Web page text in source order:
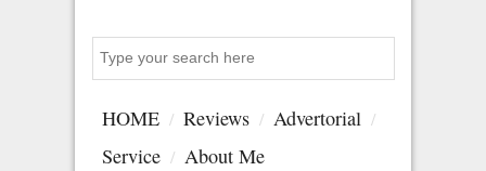
HOME Reviews
Advertorial
Service
About Me